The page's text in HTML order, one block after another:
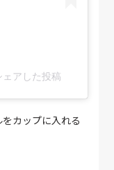
アした投稿
カップに入れる